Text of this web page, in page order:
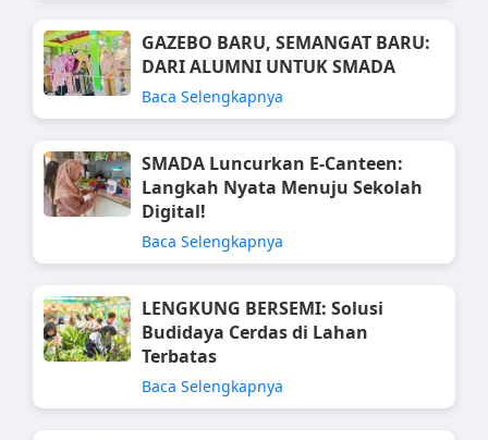
GAZEBO BARU, SEMANGAT BARU:
DARI ALUMNI UNTUK SMADA
Baca Selengkapnya
SMADA Luncurkan E-Canteen:
Langkah Nyata Menuju Sekolah
Digital!
Baca Selengkapnya
LENGKUNG BERSEMI: Solusi
Budidaya Cerdas di Lahan
Terbatas
Baca Selengkapnya